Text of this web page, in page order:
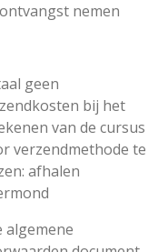
ontvangst nemen
geen
bij het
van de cursus
verzendmethode te
afhalen
algemene